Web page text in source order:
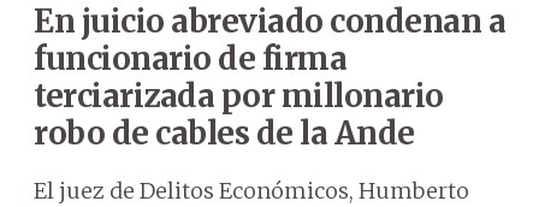
En juicio abreviado condenan a
funcionario de firma
terciarizada por millonario
robo de cables de la Ande
El juez de Delitos Económicos, Humberto